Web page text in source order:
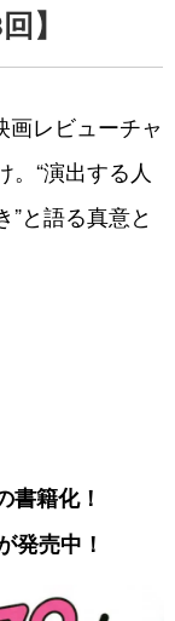
】
画レビューチャ
“演出する人
と語る真意と
書籍化！
発売中！